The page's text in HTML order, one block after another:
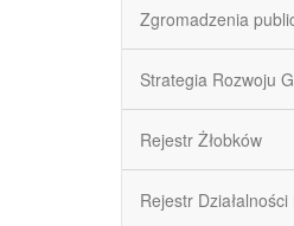
Zgromadzenia
Strategia Rozwoju
Rejestr Żłobków
Rejestr